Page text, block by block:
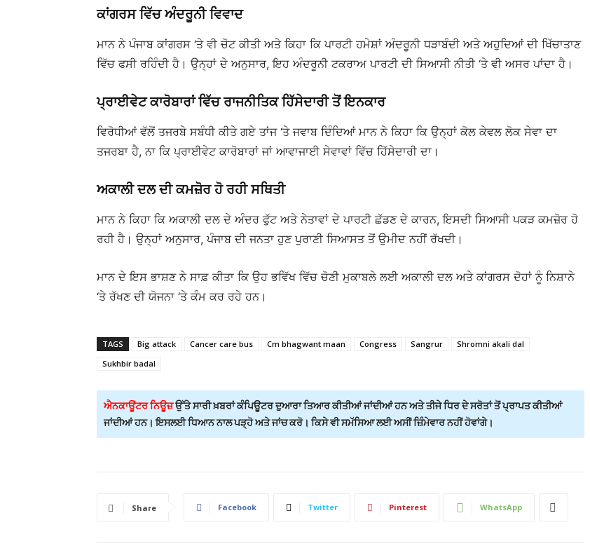
ਕਾਂਗਰਸ ਵਿੱਚ ਅੰਦਰੂਨੀ ਵਿਵਾਦ
ਮਾਨ ਨੇ ਪੰਜਾਬ ਕਾਂਗਰਸ ‘ਤੇ ਵੀ ਚੋਟ ਕੀਤੀ ਅਤੇ ਕਿਹਾ ਕਿ ਪਾਰਟੀ ਹਮੇਸ਼ਾਂ ਅੰਦਰੂਨੀ ਧੜਾਬੰਦੀ ਅਤੇ ਅਹੁਦਿਆਂ ਦੀ ਖਿੱਚਾਤਾਣ
ਵਿੱਚ ਫਸੀ ਰਹਿੰਦੀ ਹੈ। ਉਨ੍ਹਾਂ ਦੇ ਅਨੁਸਾਰ, ਇਹ ਅੰਦਰੂਨੀ ਟਕਰਾਅ ਪਾਰਟੀ ਦੀ ਸਿਆਸੀ ਨੀਤੀ ‘ਤੇ ਵੀ ਅਸਰ ਪਾਂਦਾ ਹੈ।
ਪ੍ਰਾਈਵੇਟ ਕਾਰੋਬਾਰਾਂ ਵਿੱਚ ਰਾਜਨੀਤਿਕ ਹਿੱਸੇਦਾਰੀ ਤੋਂ ਇਨਕਾਰ
ਵਿਰੋਧੀਆਂ ਵੱਲੋਂ ਤਜਰਬੇ ਸਬੰਧੀ ਕੀਤੇ ਗਏ ਤਾਂਜ ‘ਤੇ ਜਵਾਬ ਦਿੰਦਿਆਂ ਮਾਨ ਨੇ ਕਿਹਾ ਕਿ ਉਨ੍ਹਾਂ ਕੋਲ ਕੇਵਲ ਲੋਕ ਸੇਵਾ ਦਾ
ਤਜਰਬਾ ਹੈ, ਨਾ ਕਿ ਪ੍ਰਾਈਵੇਟ ਕਾਰੋਬਾਰਾਂ ਜਾਂ ਆਵਾਜਾਈ ਸੇਵਾਵਾਂ ਵਿੱਚ ਹਿੱਸੇਦਾਰੀ ਦਾ।
ਅਕਾਲੀ ਦਲ ਦੀ ਕਮਜ਼ੋਰ ਹੋ ਰਹੀ ਸਥਿਤੀ
ਮਾਨ ਨੇ ਕਿਹਾ ਕਿ ਅਕਾਲੀ ਦਲ ਦੇ ਅੰਦਰ ਫੁੱਟ ਅਤੇ ਨੇਤਾਵਾਂ ਦੇ ਪਾਰਟੀ ਛੱਡਣ ਦੇ ਕਾਰਨ, ਇਸਦੀ ਸਿਆਸੀ ਪਕੜ ਕਮਜ਼ੋਰ ਹੋ
ਰਹੀ ਹੈ। ਉਨ੍ਹਾਂ ਅਨੁਸਾਰ, ਪੰਜਾਬ ਦੀ ਜਨਤਾ ਹੁਣ ਪੁਰਾਣੀ ਸਿਆਸਤ ਤੋਂ ਉਮੀਦ ਨਹੀਂ ਰੱਖਦੀ।
ਮਾਨ ਦੇ ਇਸ ਭਾਸ਼ਣ ਨੇ ਸਾਫ਼ ਕੀਤਾ ਕਿ ਉਹ ਭਵਿੱਖ ਵਿੱਚ ਚੋਣੀ ਮੁਕਾਬਲੇ ਲਈ ਅਕਾਲੀ ਦਲ ਅਤੇ ਕਾਂਗਰਸ ਦੋਹਾਂ ਨੂੰ ਨਿਸ਼ਾਨੇ
‘ਤੇ ਰੱਖਣ ਦੀ ਯੋਜਨਾ ‘ਤੇ ਕੰਮ ਕਰ ਰਹੇ ਹਨ।
TAGS Big attack Cancer care bus Cm bhagwant maan Congress Sangrur
Shromni akali dal
Sukhbir badal
ਐਨਕਾਊਂਟਰ ਨਿਊਜ਼ਉੱਤੇ ਸਾਰੀ ਖ਼ਬਰਾਂ ਕੰਪਿਊਟਰ ਦੁਆਰਾ ਤਿਆਰ ਕੀਤੀਆਂ ਜਾਂਦੀਆਂ ਹਨ ਅਤੇ ਤੀਜੇ ਧਿਰ ਦੇ ਸਰੋਤਾਂ ਤੋਂ ਪ੍ਰਾਪਤ ਕੀਤੀਆਂ
ਜਾਂਦੀਆਂ ਹਨ। ਇਸਲਈ ਧਿਆਨ ਨਾਲ ਪੜ੍ਹੋ ਅਤੇ ਜਾਂਚ ਕਰੋ। ਕਿਸੇ ਵੀ ਸਮੱਸਿਆ ਲਈ ਅਸੀਂ ਜ਼ਿੰਮੇਵਾਰ ਨਹੀਂ ਹੋਵਾਂਗੇ।
Share Facebook Twitter Pinterest WhatsApp